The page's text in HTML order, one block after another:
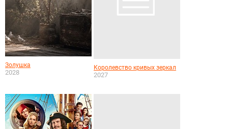
Золушка
2028
Королевство кривых зеркал
2027